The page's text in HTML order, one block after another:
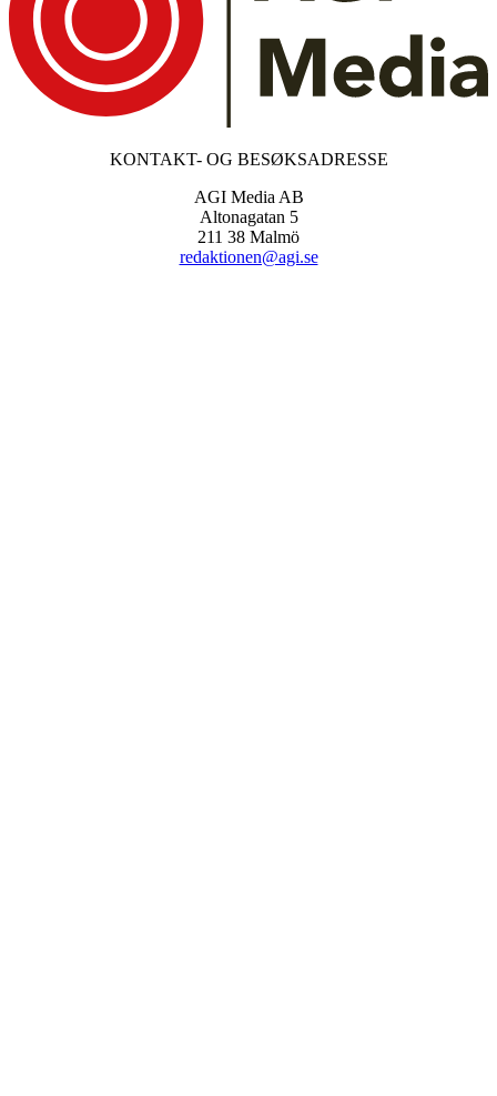
KONTAKT- OG BESØKSADRESSE
AGI Media AB
Altonagatan 5
211 38 Malmö
redaktionen@agi.se